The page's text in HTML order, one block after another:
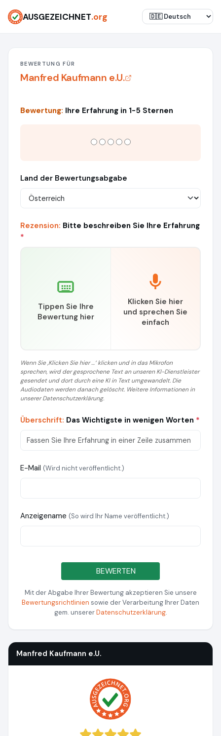
AUSGEZEICHNET.org
BEWERTUNG FÜR
Manfred Kaufmann e.U.
Bewertung: Ihre Erfahrung in 1-5 Sternen
Land der Bewertungsabgabe
Rezension: Bitte beschreiben Sie Ihre Erfahrung
*
Tippen Sie Ihre
Bewertung hier
Klicken Sie hier
und sprechen Sie
einfach
Wenn Sie ‚Klicken Sie hier …‘ klicken und in das Mikrofon
sprechen, wird der gesprochene Text an unseren KI-Dienstleister
gesendet und dort durch eine KI in Text umgewandelt. Die
Audiodaten werden danach gelöscht. Weitere Informationen in
unserer Datenschutzerklärung.
Überschrift: Das Wichtigste in wenigen Worten *
E-Mail (Wird nicht veröffentlicht.)
Anzeigename (So wird Ihr Name veröffentlicht.)
BEWERTEN
Mit der Abgabe Ihrer Bewertung akzeptieren Sie unsere
Bewertungsrichtlinien sowie der Verarbeitung Ihrer Daten
gem. unsererDatenschutzerklärung.
Manfred Kaufmann e.U.